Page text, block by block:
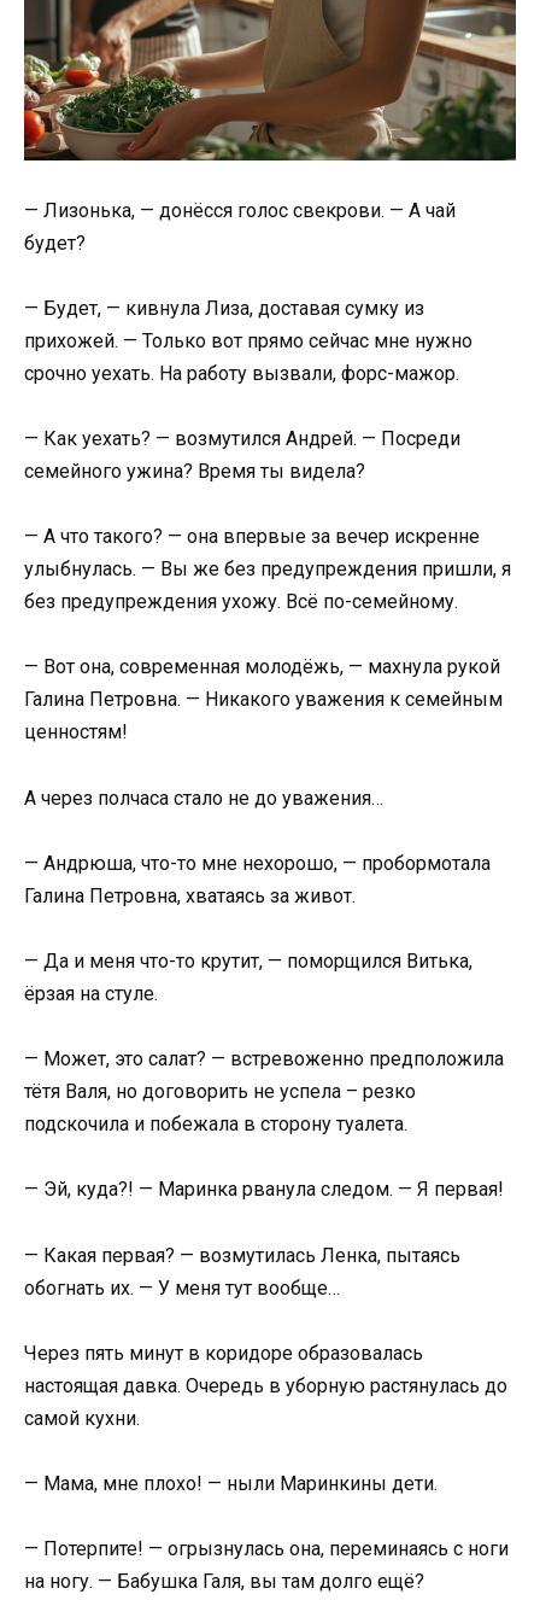
— Лизонька, — донёсся голос свекрови. — А чай
будет?
— Будет, — кивнула Лиза, доставая сумку из
прихожей. — Только вот прямо сейчас мне нужно
срочно уехать. На работу вызвали, форс-мажор.
— Как уехать? — возмутился Андрей. — Посреди
семейного ужина? Время ты видела?
— А что такого? — она впервые за вечер искренне
улыбнулась. — Вы же без предупреждения пришли, я
без предупреждения ухожу. Всё по-семейному.
— Вот она, современная молодёжь, — махнула рукой
Галина Петровна. — Никакого уважения к семейным
ценностям!
А через полчаса стало не до уважения…
— Андрюша, что-то мне нехорошо, — пробормотала
Галина Петровна, хватаясь за живот.
— Да и меня что-то крутит, — поморщился Витька,
ёрзая на стуле.
— Может, это салат? — встревоженно предположила
тётя Валя, но договорить не успела – резко
подскочила и побежала в сторону туалета.
— Эй, куда?! — Маринка рванула следом. — Я первая!
— Какая первая? — возмутилась Ленка, пытаясь
обогнать их. — У меня тут вообще…
Через пять минут в коридоре образовалась
настоящая давка. Очередь в уборную растянулась до
самой кухни.
— Мама, мне плохо! — ныли Маринкины дети.
— Потерпите! — огрызнулась она, переминаясь с ноги
на ногу. — Бабушка Галя, вы там долго ещё?